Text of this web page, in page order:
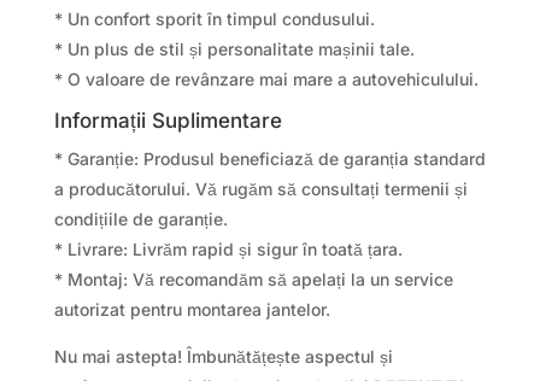
* Un confort sporit în timpul condusului.
* Un plus de stil și personalitate mașinii tale.
* O valoare de revânzare mai mare a autovehiculului.
Informații Suplimentare
* Garanție: Produsul beneficiază de garanția standard
a producătorului. Vă rugăm să consultați termenii și
condițiile de garanție.
* Livrare: Livrăm rapid și sigur în toată țara.
* Montaj: Vă recomandăm să apelați la un service
autorizat pentru montarea jantelor.
Nu mai astepta! Îmbunătățește aspectul și